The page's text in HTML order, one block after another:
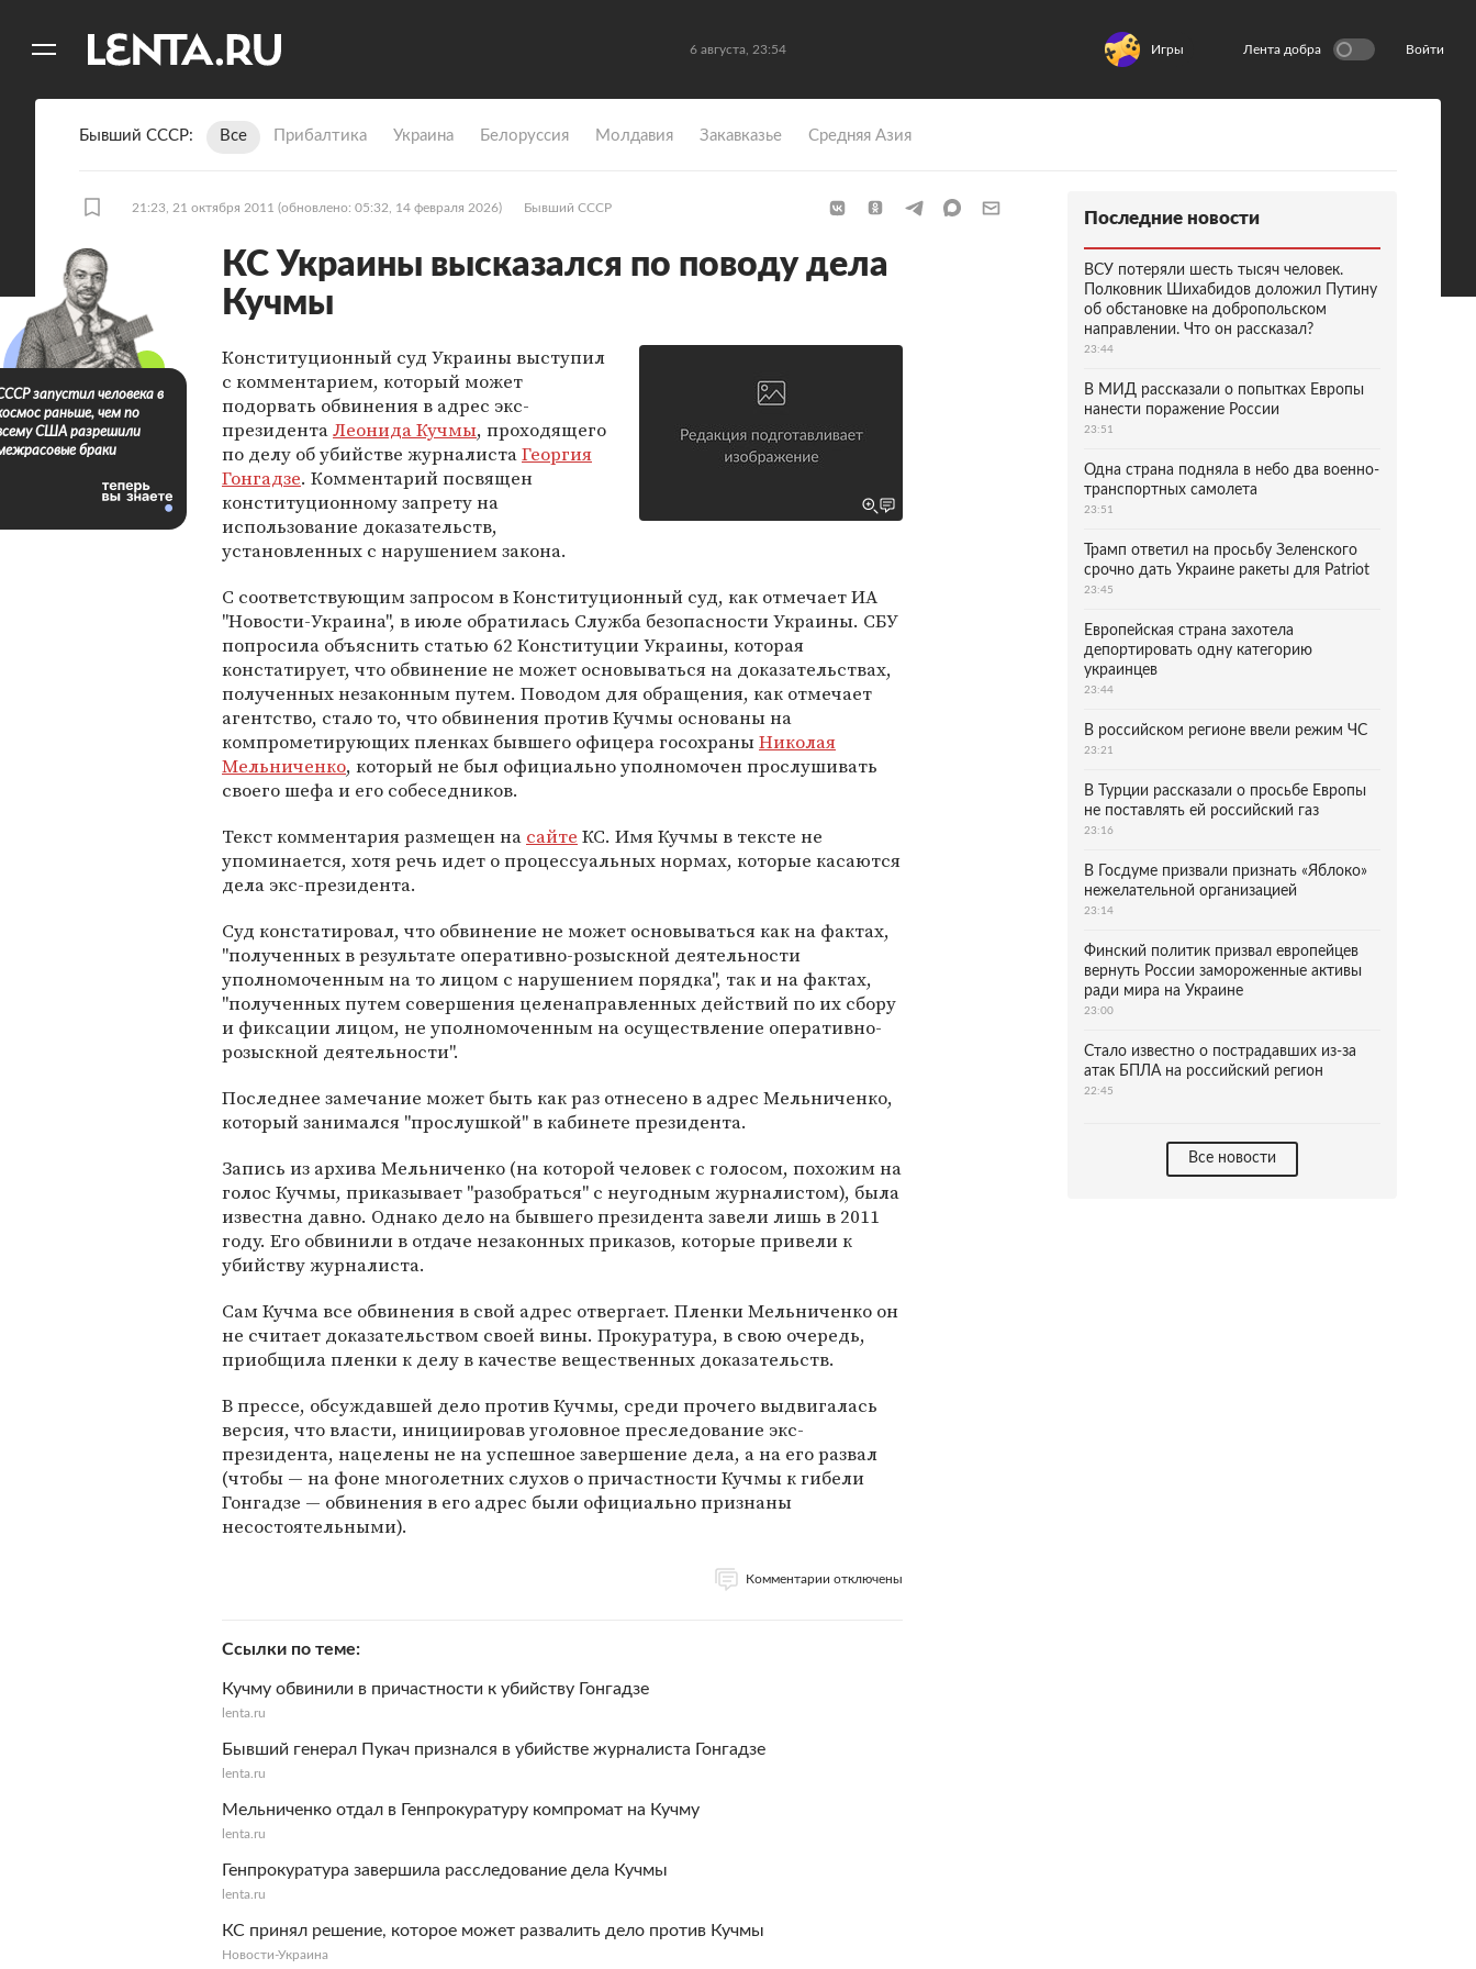
6 августа, 23:54 Игры Лента добра Войти
Бывший СССР Все Прибалтика Украина Белоруссия Молдавия Закавказье Средняя Азия
21:23, 21 октября 2011 (обновлено: 05:32, 14 февраля 2026) Бывший СССР
КС Украины высказался по поводу дела
Кучмы
Конституционный суд Украины выступил
с комментарием, который может
подорвать обвинения в адрес экс-
президентаЛеонида Кучмы, проходящего
по делу об убийстве журналистаГеоргия
Гонгадзе. Комментарий посвящен
конституционному запрету на
использование доказательств,
установленных с нарушением закона.
С соответствующим запросом в Конституционный суд, как отмечает ИА
"Новости-Украина", в июле обратилась Служба безопасности Украины. СБУ
попросила объяснить статью 62 Конституции Украины, которая
констатирует, что обвинение не может основываться на доказательствах,
полученных незаконным путем. Поводом для обращения, как отмечает
агентство, стало то, что обвинения против Кучмы основаны на
компрометирующих пленках бывшего офицера госохраныНиколая
Мельниченко, который не был официально уполномочен прослушивать
своего шефа и его собеседников.
Текст комментария размещен на сайте КС. Имя Кучмы в тексте не
упоминается, хотя речь идет о процессуальных нормах, которые касаются
дела экс-президента.
Суд констатировал, что обвинение не может основываться как на фактах,
"полученных в результате оперативно-розыскной деятельности
уполномоченным на то лицом с нарушением порядка", так и на фактах,
"полученных путем совершения целенаправленных действий по их сбору
и фиксации лицом, не уполномоченным на осуществление оперативно-
розыскной деятельности".
Последнее замечание может быть как раз отнесено в адрес Мельниченко,
который занимался "прослушкой" в кабинете президента.
Запись из архива Мельниченко (на которой человек с голосом, похожим на
голос Кучмы, приказывает "разобраться" с неугодным журналистом), была
известна давно. Однако дело на бывшего президента завели лишь в 2011
году. Его обвинили в отдаче незаконных приказов, которые привели к
убийству журналиста.
Сам Кучма все обвинения в свой адрес отвергает. Пленки Мельниченко он
не считает доказательством своей вины. Прокуратура, в свою очередь,
приобщила пленки к делу в качестве вещественных доказательств.
В прессе, обсуждавшей дело против Кучмы, среди прочего выдвигалась
версия, что власти, инициировав уголовное преследование экс-
президента, нацелены не на успешное завершение дела, а на его развал
(чтобы — на фоне многолетних слухов о причастности Кучмы к гибели
Гонгадзе — обвинения в его адрес были официально признаны
несостоятельными).
Комментарии отключены
Ссылки по теме
Кучму обвинили в причастности к убийству Гонгадзе
lenta.ru
Бывший генерал Пукач признался в убийстве журналиста Гонгадзе
lenta.ru
Мельниченко отдал в Генпрокуратуру компромат на Кучму
lenta.ru
Генпрокуратура завершила расследование дела Кучмы
lenta.ru
КС принял решение, которое может развалить дело против Кучмы
Новости-Украина
запустил человека в
раньше, чем по
США разрешили
браки
Последние новости
ВСУ потеряли шесть тысяч человек.
Полковник Шихабидов доложил Путину
об обстановке на добропольском
направлении. Что он рассказал?
23:44
В МИД рассказали о попытках Европы
нанести поражение России
23:51
Одна страна подняла в небо два военно-
транспортных самолета
23:51
Трамп ответил на просьбу Зеленского
срочно дать Украине ракеты для Patriot
23:45
Европейская страна захотела
депортировать одну категорию
украинцев
23:44
В российском регионе ввели режим ЧС
23:21
В Турции рассказали о просьбе Европы
не поставлять ей российский газ
23:16
В Госдуме призвали признать «Яблоко»
нежелательной организацией
23:14
Финский политик призвал европейцев
вернуть России замороженные активы
ради мира на Украине
23:00
Стало известно о пострадавших из-за
атак БПЛА на российский регион
22:45
Все новости